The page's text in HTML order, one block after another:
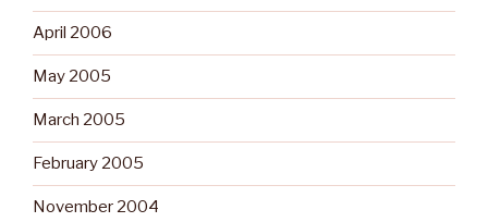
April 2006
May 2005
March 2005
February 2005
November 2004